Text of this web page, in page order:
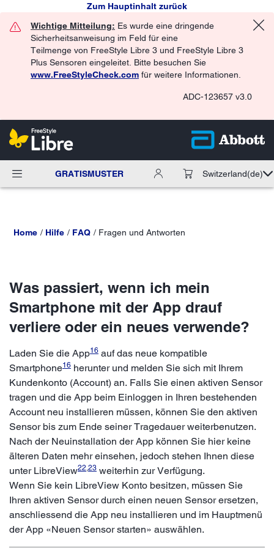
Zum Hauptinhalt zurück
Wichtige Mitteilung: Es wurde eine dringende
Sicherheitsanweisung im Feld für eine
Teilmenge von FreeStyle Libre 3 und FreeStyle Libre 3
Plus Sensoren eingeleitet. Bitte besuchen Sie
www.FreeStyleCheck.com für weitere Informationen.
ADC-123657 v3.0
GRATISMUSTER Switzerland(de)
Home Hilfe FAQ Fragen und Antworten
Was passiert, wenn ich mein
Smartphone mit der App drauf
verliere oder ein neues verwende?
Laden Sie die App16 auf das neue kompatible
Smartphone16 herunter und melden Sie sich mit Ihrem
Kundenkonto (Account) an. Falls Sie einen aktiven Sensor
tragen und die App beim Einloggen in Ihren bestehenden
Account neu installieren müssen, können Sie den aktiven
Sensor bis zum Ende seiner Tragedauer weiterbenutzen.
Nach der Neuinstallation der App können Sie hier keine
älteren Daten mehr einsehen, jedoch stehen Ihnen diese
unter LibreView22,23 weiterhin zur Verfügung.
Wenn Sie kein LibreView Konto besitzen, müssen Sie
Ihren aktiven Sensor durch einen neuen Sensor ersetzen,
anschliessend die App neu installieren und im Hauptmenü
der App «Neuen Sensor starten» auswählen.